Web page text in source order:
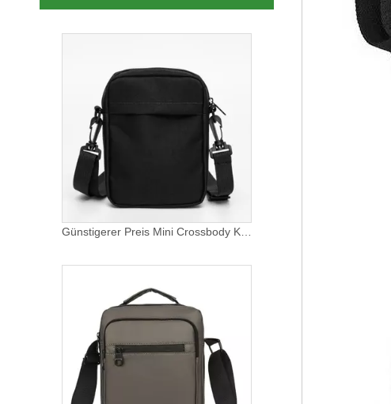
Günstigerer Preis Mini Crossbody Kleine Umhängetasche für Männer Frauen Messenger Satchel Bag Women Come Trendy Messenger Sling Bag